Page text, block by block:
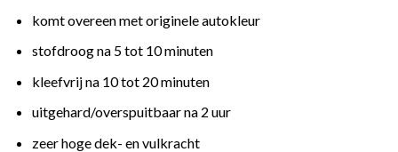
komt overeen met originele autokleur
stofdroog na 5 tot 10 minuten
kleefvrij na 10 tot 20 minuten
uitgehard/overspuitbaar na 2 uur
zeer hoge dek- en vulkracht